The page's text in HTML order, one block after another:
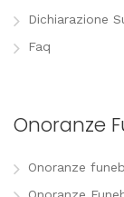
Dichiarazione
Faq
Onoranze
Onoranze